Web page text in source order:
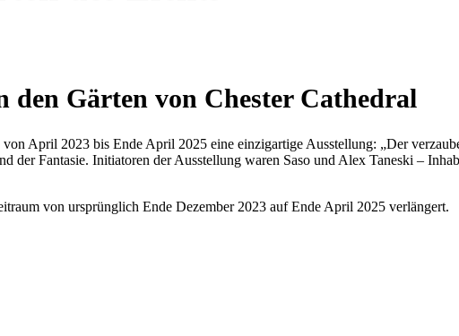
den Gärten von Chester Cathedral
April 2023 bis Ende April 2025 eine einzigartige Ausstellung: „Der
der Fantasie. Initiatoren der Ausstellung waren Saso und Alex Taneski –
von ursprünglich Ende Dezember 2023 auf Ende April 2025 verlängert.